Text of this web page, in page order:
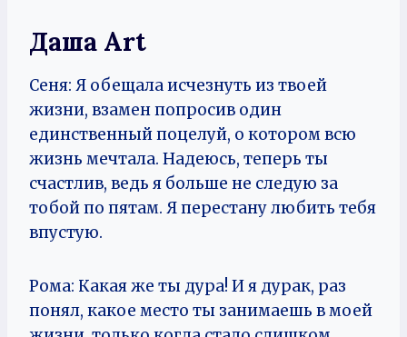
Даша Art
Сеня: Я обещала исчезнуть из твоей
жизни, взамен попросив один
единственный поцелуй, о котором всю
жизнь мечтала. Надеюсь, теперь ты
счастлив, ведь я больше не следую за
тобой по пятам. Я перестану любить тебя
впустую.
Рома: Какая же ты дура! И я дурак, раз
понял, какое место ты занимаешь в моей